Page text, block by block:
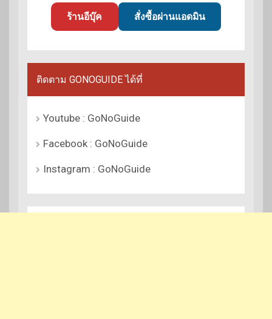
ร้านอีบุ๊ค สั่งซื้อผ่านแอดมิน
ติดตาม GONOGUIDE ได้ที่
Youtube : GoNoGuide
Facebook : GoNoGuide
Instagram : GoNoGuide